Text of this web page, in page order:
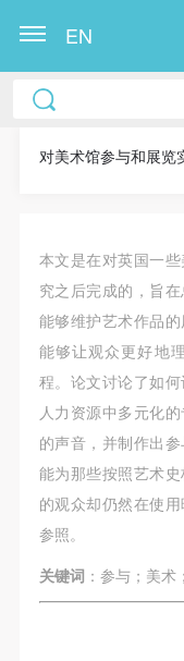
EN
对美术馆参与和展览
本文是在对英国一
究之后完成的，旨
能够维护艺术作品
能够让观众更好地
程。论文讨论了如
人力资源中多元化
的声音，并制作出
能为那些按照艺术
的观众却仍然在使
参照。
关键词 ：参与；美
中央美术学院美术
称“CAFAM”），
果（如参与工作坊
作发表、出版。中
它数字媒体形式公
源总库》《中央美
术馆资料库》等相
在中央美术学院中
关“章程”规定享受
中央美术学院美术
第一条
本次活动公平公正
识。
中央美术学院美术
称“CAFAM”），
果（如参与工作坊
作发表、出版。中
它数字媒体形式公
源总库》《中央美
术馆资料库》等相
在中央美术学院中
关“章程”规定享受
中央美术学院美术
第一条
本次活动公平公正
识。
中央美术学院美术
称“CAFAM”），
果（如参与工作坊
作发表、出版。中
它数字媒体形式公
源总库》《中央美
术馆资料库》等相
在中央美术学院中
关“章程”规定享受
中央美术学院美术
第一条
本次活动公平公正
识。